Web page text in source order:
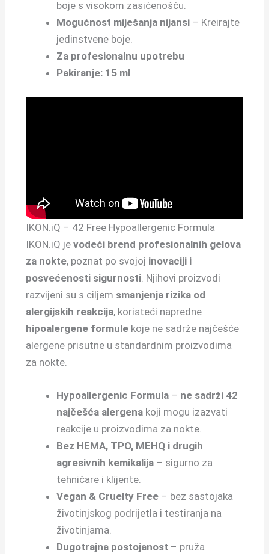
boje s visokom zasićenošću.
Mogućnost miješanja nijansi – Kreirajte
jedinstvene boje.
Za profesionalnu upotrebu
Pakiranje: 15 ml
IKON.iQ – 42 Free Hypoallergenic Formula
IKON.iQ jevodeći brend profesionalnih gelova
za nokte, poznat po svojoj inovaciji i
posvećenosti sigurnosti. Njihovi proizvodi
razvijeni su s ciljem smanjenja rizika od
alergijskih reakcija, koristeći napredne
hipoalergene formule koje ne sadrže najčešće
alergene prisutne u standardnim proizvodima
za nokte.
Hypoallergenic Formula – ne sadrži 42
najčešća alergena koji mogu izazvati
reakcije u proizvodima za nokte.
Bez HEMA, TPO, MEHQ i drugih
agresivnih kemikalija – sigurno za
tehničare i klijente.
Vegan & Cruelty Free – bez sastojaka
životinjskog podrijetla i testiranja na
životinjama.
Dugotrajna postojanost – pruža